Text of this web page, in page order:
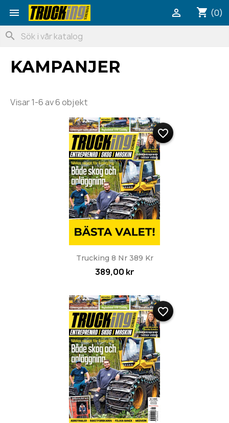
 shopping_cart (0)

search
KAMPANJER
Visar 1-6 av 6 objekt
Trucking 8 Nr 389 Kr
389,00 kr
favorite_border
favorite_border